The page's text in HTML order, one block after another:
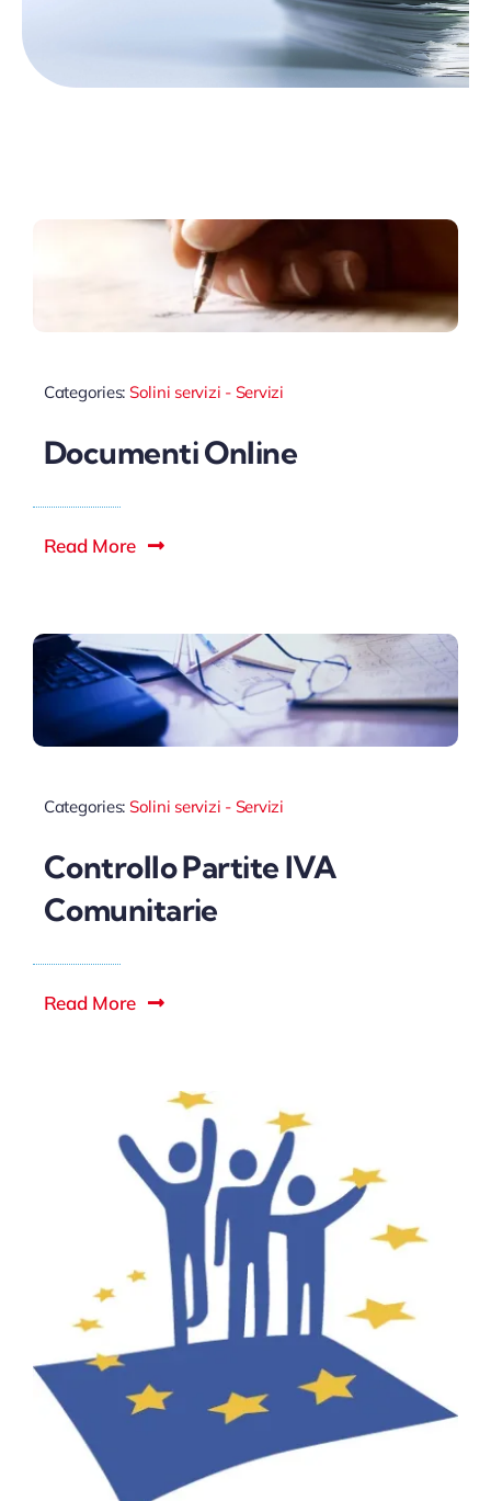
Categories: Solini servizi - Servizi
Documenti Online
Read More
Categories: Solini servizi - Servizi
Controllo Partite IVA
Comunitarie
Read More